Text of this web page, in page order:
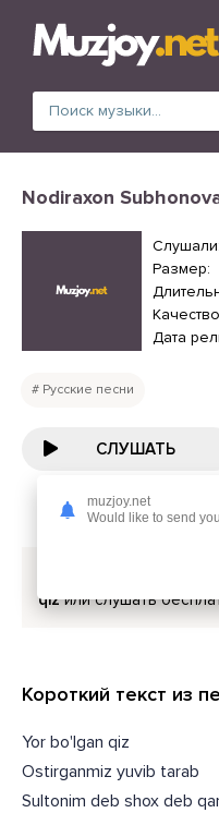
Nodiraxon
Слушали:
Размер:
Дата
Русские песни
СЛУШАТЬ
qizили слушать
Короткий текст из
Yor bo'lgan qiz
Ostirganmiz yuvib tarab
Sultonim deb shox deb
muzjoy.net
Would like to send